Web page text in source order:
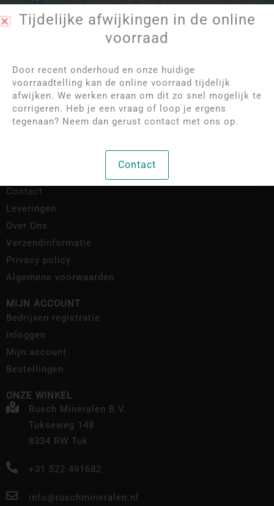
onze nieuwsbrief:
Aanmelden
Contact
Leveringen
Over Ons
Verzendinformatie
Privacy policy
Algemene voorwaarden
MIJN ACCOUNT
Bedrijven registratie
Inloggen
Mijn account
Bestellingen
ONZE WINKEL
Rusch Mineralen B.V.
Tukseweg 148
8334 RW Tuk
+31 522 491682
info@ruschmineralen.nl
Tijdelijke afwijkingen in de online
voorraad
Door recent onderhoud en onze huidige
voorraadtelling kan de online voorraad tijdelijk
afwijken. We werken eraan om dit zo snel mogelijk te
corrigeren. Heb je een vraag of loop je ergens
tegenaan? Neem dan gerust contact met ons op.
Contact